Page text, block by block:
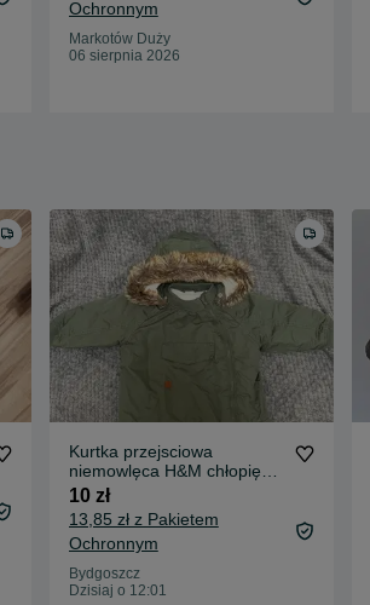
Ochronnym
Markotów Duży
06 sierpnia 2026
Kurtka przejsciowa
niemowlęca H&M chłopięca
74
10 zł
13,85 zł z Pakietem
Ochronnym
Bydgoszcz
Dzisiaj o 12:01